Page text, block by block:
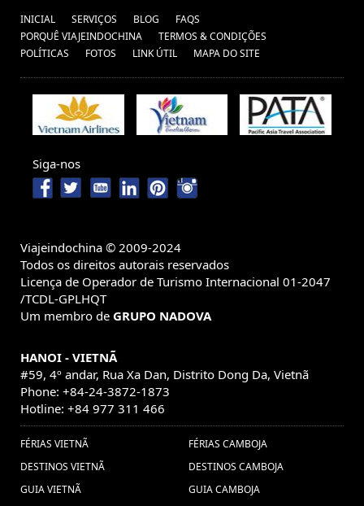
alimentos y bebidas en Vietnam (1) ,U Bein Puente (1) ,
Vietnam Gran Premio 2020 (1) ,
Comida de Bangkok (1) ,
Comida de
Vietnam (1) ,
Sapa Vietnam (1) ,
vietnam
travel packages (1) ,Viaje a Medida a
Camboya (1) ,
Tailandia (1) ,guia de vietname (5) ,
,Vacaciones Luang Prabang (1) ,
playas de vietnam (1) , consejos de viaje a myanmar (1) ,
Viagem em família ao Laos (1) ,
viaje en familia a Vietnam (1) ,
(1) ,Laos Dinero (1) ,Sapa Vietnam (1) ,
Viagem em família no Camboja
(1) ,Consejos viaje a Laos (1) ,
Paquete turistico a Tailandia (1) ,
Pacote de viagem para Tailândia
INICIAL SERVIÇOS BLOG
FAQS
PORQUÊ VIAJEINDOCHINA
TERMOS & CONDIÇÕES
POLÍTICAS
FOTOS LINK ÚTIL MAPA DO SITE
Siga-nos
Viajeindochina © 2009-2024
Todos os direitos autorais reservados
Licença de Operador de Turismo Internacional 01-2047
/TCDL-GPLHQT
Um membro de GRUPO NADOVA
HANOI - VIETNÃ
#59, 4º andar, Rua Xa Dan, Distrito Dong Da, Vietnã
Phone: +84-24-3872-1873
Hotline: +84 977 311 466
FÉRIAS VIETNÃ
DESTINOS VIETNÃ
GUIA VIETNÃ
FÉRIAS CAMBOJA
DESTINOS CAMBOJA
GUIA CAMBOJA